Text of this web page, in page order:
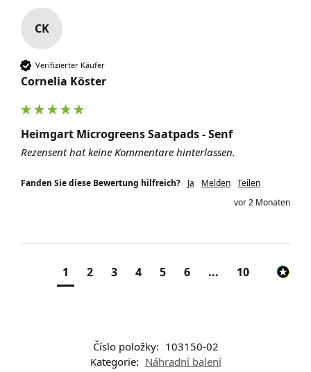
CK
Verifizierter Käufer
Cornelia Köster
Heimgart Microgreens Saatpads - Senf
Rezensent hat keine Kommentare hinterlassen.
Fanden Sie diese Bewertung hilfreich? Ja Melden Teilen
vor 2 Monaten
1 2 3 4 5 6 ... 10
Číslo položky: 103150-02
Kategorie: Náhradní balení